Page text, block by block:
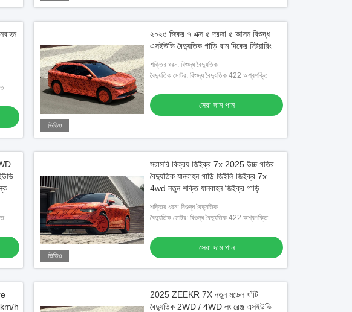
ভিডিও
২০২৫ জিকর ৭ এক্স ৫ দরজা ৫ আসন বিশুদ্ধ
এসইউভি বৈদ্যুতিক গাড়ি বাম দিকের স্টিয়ারিং
শক্তির ধরন: বিশুদ্ধ বৈদ্যুতিক
বৈদ্যুতিক মোটর: বিশুদ্ধ বৈদ্যুতিক 422 অশ্বশক্তি
সেরা দাম পান
ভিডিও
সরাসরি বিক্রয় জিইক্র 7x 2025 উচ্চ গতির
বৈদ্যুতিক যানবাহন গাড়ি জিইলি জিইক্র 7x
4wd নতুন শক্তি যানবাহন জিইক্র গাড়ি
শক্তির ধরন: বিশুদ্ধ বৈদ্যুতিক
বৈদ্যুতিক মোটর: বিশুদ্ধ বৈদ্যুতিক 422 অশ্বশক্তি
সেরা দাম পান
h
2025 ZEEKR 7X নতুন মডেল খাঁটি
বৈদ্যুতিক 2WD / 4WD লং রেঞ্জ এসইউভি